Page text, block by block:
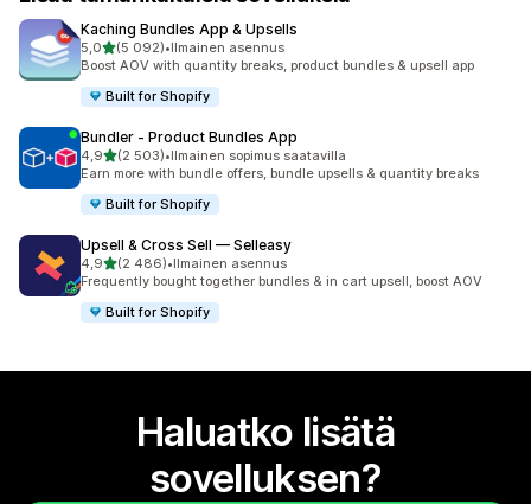
Kaching Bundles App & Upsells
5,0/ 5 tähteä
(5 092)
5092 arvostelua yhteensä
•Ilmainen asennus
Boost AOV with quantity breaks, product bundles & upsell app
Built for Shopify
Bundler ‑ Product Bundles App
4,9/ 5 tähteä
(2 503)
2503 arvostelua yhteensä
•Ilmainen sopimus saatavilla
Earn more with bundle offers, bundle upsells & quantity breaks
Built for Shopify
Upsell & Cross Sell — Selleasy
4,9/ 5 tähteä
(2 486)
2486 arvostelua yhteensä
•Ilmainen asennus
Frequently bought together bundles & in cart upsell, boost AOV
Built for Shopify
Haluatko lisätä
sovelluksen?